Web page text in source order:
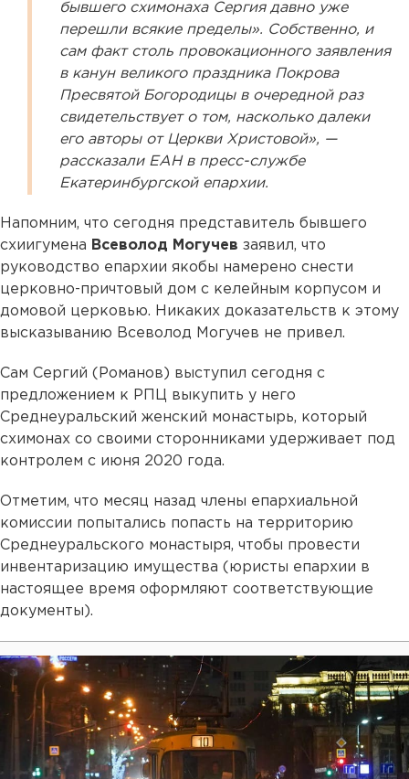
бывшего схимонаха Сергия давно уже
перешли всякие пределы». Собственно, и
сам факт столь провокационного заявления
в канун великого праздника Покрова
Пресвятой Богородицы в очередной раз
свидетельствует о том, насколько далеки
его авторы от Церкви Христовой», —
рассказали ЕАН в пресс-службе
Екатеринбургской епархии.
Напомним, что сегодня представитель бывшего
схиигумена Всеволод Могучев заявил, что
руководство епархии якобы намерено снести
церковно-причтовый дом с келейным корпусом и
домовой церковью. Никаких доказательств к этому
высказыванию Всеволод Могучев не привел.
Сам Сергий (Романов) выступил сегодня с
предложением к РПЦ выкупить у него
Среднеуральский женский монастырь, который
схимонах со своими сторонниками удерживает под
контролем с июня 2020 года.
Отметим, что месяц назад члены епархиальной
комиссии попытались попасть на территорию
Среднеуральского монастыря, чтобы провести
инвентаризацию имущества (юристы епархии в
настоящее время оформляют соответствующие
документы).